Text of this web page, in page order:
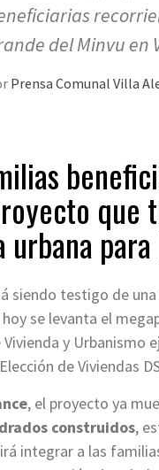
del Minvu en
Prensa Comunal Villa
que
urbana
siendo testigo de
hoy se levanta el
y Urbanismo
de Viviendas
, el proyecto ya
construidos,
integrar a las